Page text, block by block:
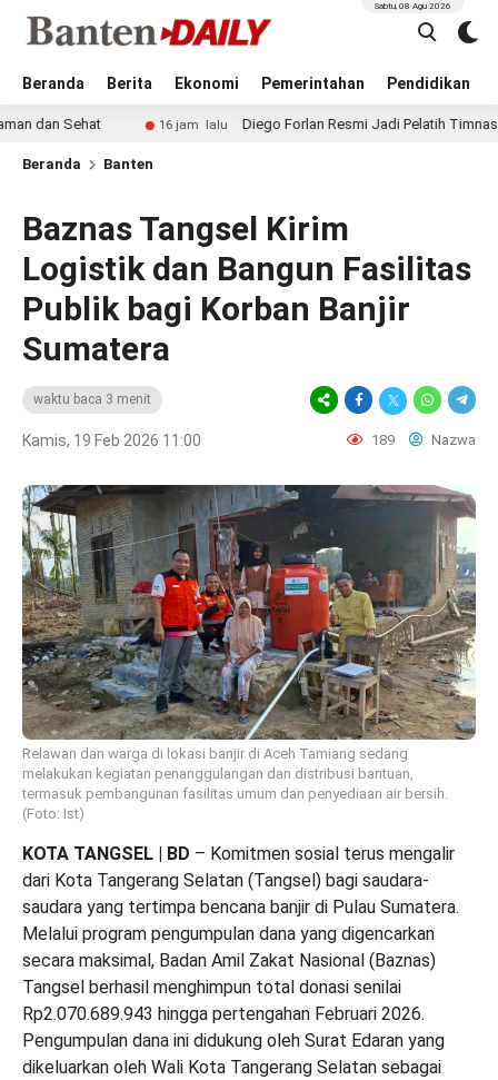
Beranda Berita Ekonomi Pemerintahan Pendidikan
Sabtu, 08 Agu 2026
16 jam lalu Diego Forlan Resmi Jadi Pelatih Timnas Uruguay,
Beranda Banten
Baznas Tangsel Kirim
Logistik dan Bangun Fasilitas
Publik bagi Korban Banjir
Sumatera
waktu baca 3 menit
Kamis, 19 Feb 2026 11:00 189 Nazwa
Relawan dan warga di lokasi banjir di Aceh Tamiang sedang
melakukan kegiatan penanggulangan dan distribusi bantuan,
termasuk pembangunan fasilitas umum dan penyediaan air bersih.
(Foto: Ist)
KOTA TANGSEL | BD – Komitmen sosial terus mengalir
dari Kota Tangerang Selatan (Tangsel) bagi saudara-
saudara yang tertimpa bencana banjir di Pulau Sumatera.
Melalui program pengumpulan dana yang digencarkan
secara maksimal, Badan Amil Zakat Nasional (Baznas)
Tangsel berhasil menghimpun total donasi senilai
Rp2.070.689.943 hingga pertengahan Februari 2026.
Pengumpulan dana ini didukung oleh Surat Edaran yang
dikeluarkan oleh Wali Kota Tangerang Selatan sebagai